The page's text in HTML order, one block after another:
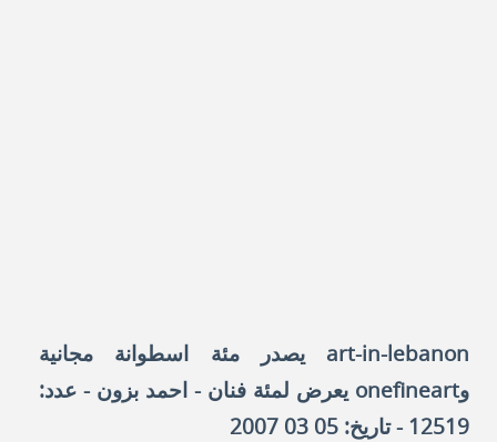
art-in-lebanon يصدر مئة اسطوانة مجانية
وonefineart يعرض لمئة فنان - احمد بزون - عدد:
12519 - تاريخ: 05 03 2007